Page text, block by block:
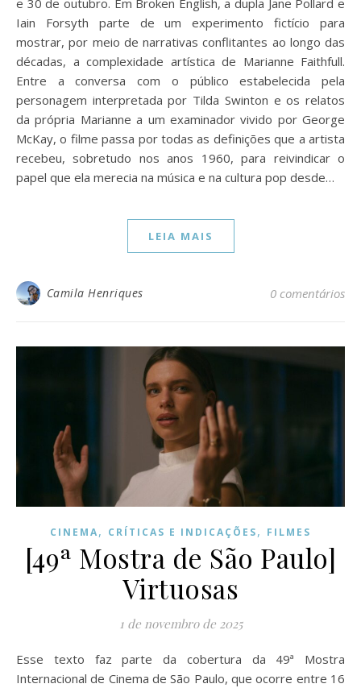
Iain Forsyth parte de um experimento fictício para
mostrar, por meio de narrativas conflitantes ao longo das
décadas, a complexidade artística de Marianne Faithfull.
Entre a conversa com o público estabelecida pela
personagem interpretada por Tilda Swinton e os relatos
da própria Marianne a um examinador vivido por George
McKay, o filme passa por todas as definições que a artista
recebeu, sobretudo nos anos 1960, para reivindicar o
papel que ela merecia na música e na cultura pop desde…
LEIA MAIS
Camila Henriques 0 comentários
CINEMA, CRÍTICAS E INDICAÇÕES, FILMES
[49ª Mostra de São Paulo]
Virtuosas
1 de novembro de 2025
Esse texto faz parte da cobertura da 49ª Mostra
Internacional de Cinema de São Paulo, que ocorre entre 16